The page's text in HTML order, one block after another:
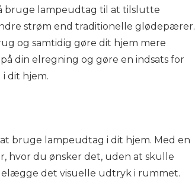
bruge lampeudtag til at tilslutte
strøm end traditionelle glødepærer.
og samtidig gøre dit hjem mere
din elregning og gøre en indsats for
dit hjem.
bruge lampeudtag i dit hjem. Med en
hvor du ønsker det, uden at skulle
det visuelle udtryk i rummet.